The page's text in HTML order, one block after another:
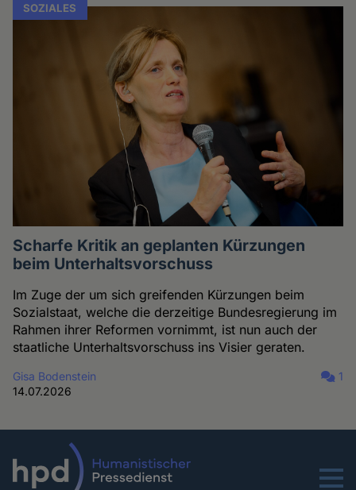
SOZIALES
Scharfe Kritik an geplanten Kürzungen
beim Unterhaltsvorschuss
Im Zuge der um sich greifenden Kürzungen beim
Sozialstaat, welche die derzeitige Bundesregierung im
Rahmen ihrer Reformen vornimmt, ist nun auch der
staatliche Unterhaltsvorschuss ins Visier geraten.
Gisa Bodenstein
14.07.2026
1
Menu